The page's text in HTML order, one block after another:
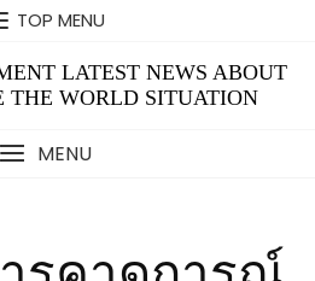
TOP MENU
LATEST NEWS ABOUT
THE WORLD SITUATION
MENU